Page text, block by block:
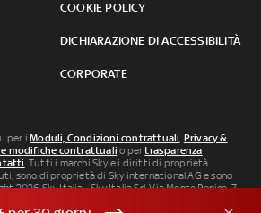
COOKIE POLICY
DICHIARAZIONE DI ACCESSIBILITÀ
CORPORATE
per iModuli, Condizioni contrattuali, Privacy &
modifiche contrattuali o pertrasparenza
. Tutti i marchi Sky e i diritti di proprietà
sono di proprietà di Sky international AG e sono
2026 Sky Italia - Sky Italia Srl Via Monte Penice, 7 -
SkyTG24: ISSN 3035-1537 e SkySport: ISSN